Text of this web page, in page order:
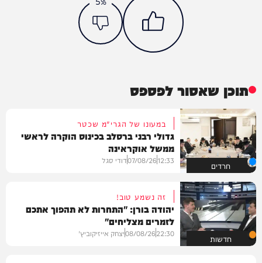
תוכן שאסור לפספס
חרדים
במעונו של הגרי"מ שכטר
גדולי רבני ברסלב בכינוס הוקרה לראשי
ממשל אוקראינה
12:33
07/08/26דודי סגל
חדשות
זה נשמע טוב!
יהודה בורן: "התחרות לא תהפוך אתכם
לזמרים מצליחים"
22:30
08/08/26יצחק אייזיקוביץ'